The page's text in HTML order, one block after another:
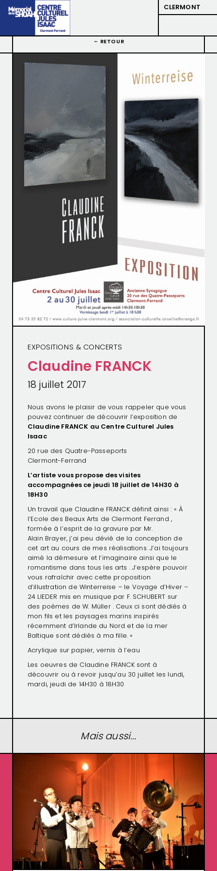
CLERMONT
RETOUR
EXPOSITIONS & CONCERTS
Claudine FRANCK
18 juillet 2017
Nous avons le plaisir de vous rappeler que vous
pouvez continuer de découvrir l’exposition de
Claudine FRANCK au Centre Culturel Jules
Isaac
20 rue des Quatre-Passeports
Clermont-Ferrand
L’artiste vous propose des visites
accompagnées ce jeudi 18 juillet de 14H30 à
18H30
Un travail que Claudine FRANCK définit ainsi : « À
l’Ecole des Beaux Arts de Clermont Ferrand ,
formée à l’esprit de la gravure par Mr.
Alain Brayer, j’ai peu dévié de la conception de
cet art au cours de mes réalisations. J’ai toujours
aimé la démesure et l’imaginaire ainsi que le
romantisme dans tous les arts . J’espère pouvoir
vous rafraîchir avec cette proposition
d’illustration de Winterreise – le Voyage d’Hiver –
24 LIEDER mis en musique par F. SCHUBERT sur
des poèmes de W. Müller . Ceux ci sont dédiés à
mon fils et les paysages marins inspirés
récemment d’Irlande du Nord et de la mer
Baltique sont dédiés à ma fille. »
Acrylique sur papier, vernis à l’eau
Les oeuvres de Claudine FRANCK sont à
découvrir ou à revoir jusqu’au 30 juillet les lundi,
mardi, jeudi de 14H30 à 18H30
Mais aussi...